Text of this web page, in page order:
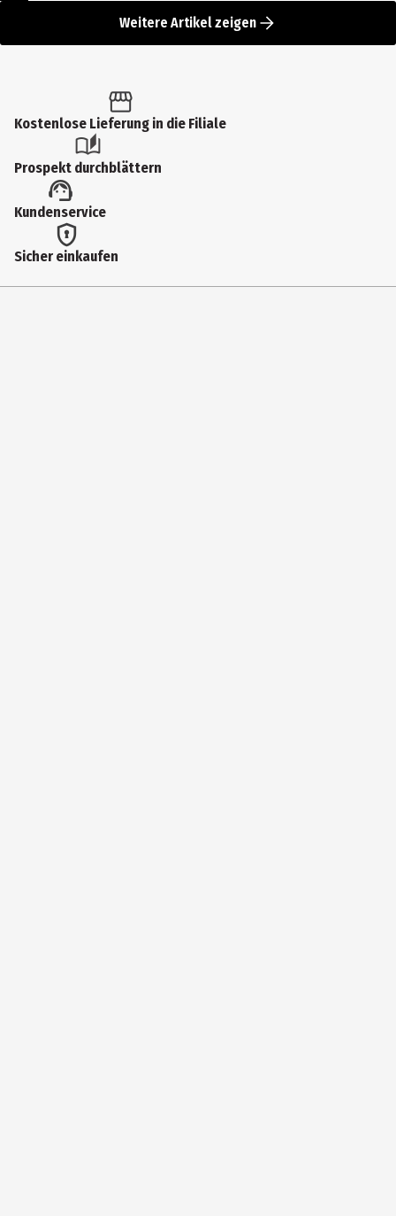
Weitere Artikel zeigen
Kostenlose Lieferung in die Filiale
Prospekt durchblättern
Kundenservice
Sicher einkaufen